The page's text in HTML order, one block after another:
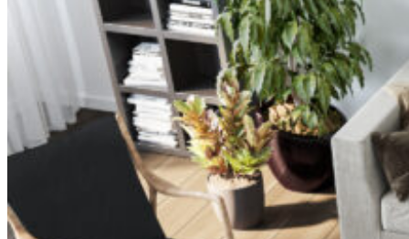
Les cookies non classés sont des cookies qui sont en